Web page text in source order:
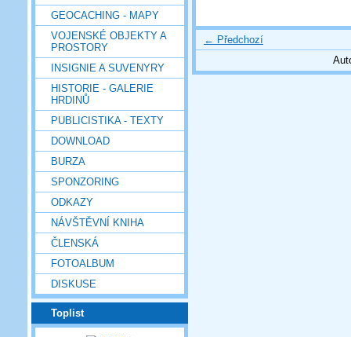
GEOCACHING - MAPY
VOJENSKÉ OBJEKTY A
PROSTORY
INSIGNIE A SUVENYRY
HISTORIE - GALERIE
HRDINŮ
PUBLICISTIKA - TEXTY
DOWNLOAD
BURZA
SPONZORING
ODKAZY
NÁVŠTĚVNÍ KNIHA
ČLENSKÁ
FOTOALBUM
DISKUSE
Toplist
← Předchozí